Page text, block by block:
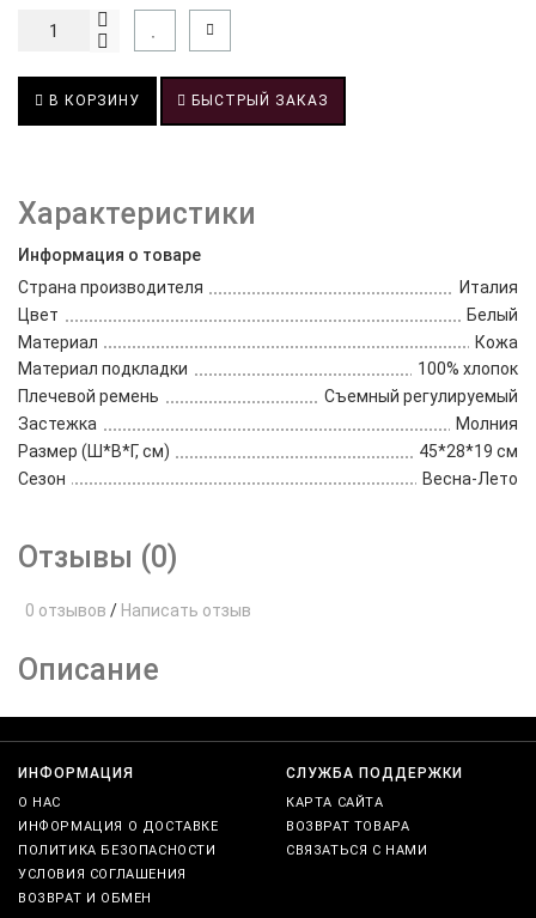
В КОРЗИНУ БЫСТРЫЙ ЗАКАЗ
Характеристики
Информация о товаре
Страна производителя
Италия
Цвет
Белый
Материал
Кожа
Материал подкладки
100% хлопок
Плечевой ремень
Съемный регулируемый
Застежка
Молния
Размер (Ш*В*Г, см)
45*28*19 см
Сезон
Весна-Лето
Отзывы (0)
0 отзывов / Написать отзыв
Описание
ИНФОРМАЦИЯ
О НАС
ИНФОРМАЦИЯ О ДОСТАВКЕ
ПОЛИТИКА БЕЗОПАСНОСТИ
УСЛОВИЯ СОГЛАШЕНИЯ
ВОЗВРАТ И ОБМЕН
СЛУЖБА ПОДДЕРЖКИ
КАРТА САЙТА
ВОЗВРАТ ТОВАРА
СВЯЗАТЬСЯ С НАМИ